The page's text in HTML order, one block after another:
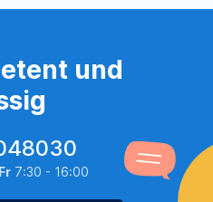
und
Fr7:30 - 16:00